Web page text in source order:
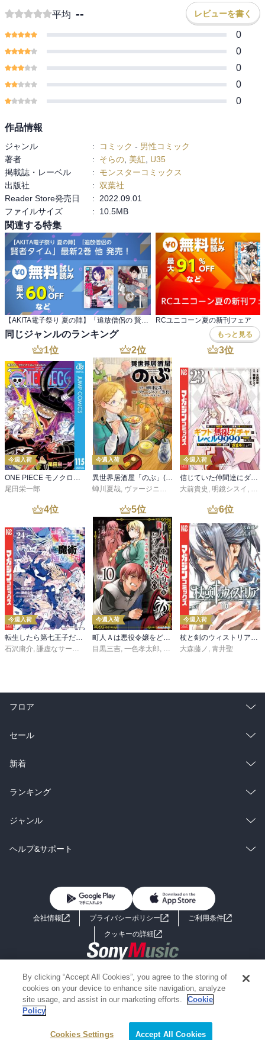
平均 -- レビューを書く
0
0
0
0
0
作品情報
ジャンル : コミック - 男性コミック
著者
: そらの 美紅
U35
掲載誌・レーベル
:
モンスターコミックス
出版社
: 双葉社
Reader Store発売日
:
2022.09.01
ファイルサイズ
: 10.5MB
関連する特集
【AKITA電子祭り 夏の陣】「追放僧侶の 賢者タイム」最新2巻 他 発売！ RCユニコーン夏の新刊フェア
同じジャンルのランキング もっと見る
1位
今週入荷
ONE PIECE モノクロ版 115
尾田栄一郎
2位
今週入荷
異世界居酒屋「のぶ」(22)
蝉川夏哉, ヴァージニア二等兵 ,転
3位
今週入荷
信じていた仲間達にダンジョン奥地で殺されかけたがギフト『無限ガチャ』でレベル９９９９の仲間達を手に入れて元パーティーメンバーと世界に復讐＆『ざまぁ！』します！（２３）
大前貴史 , 明鏡シスイ , ｔ
4位
今週入荷
石沢庸介 謙虚なサークル メル。
5位
今週入荷
目黒三吉 一色孝太郎 Parum
6位
今週入荷
大森藤ノ 青井聖
フロア
総合
ラノベ
雑誌・グラビア
BL・TL
セール
総合
ラノベ
雑誌・グラビア
BL・TL
新着
総合
ラノベ
雑誌・グラビア
ランキング
総合
ラノベ
ジャンル
コミック
ライトノベル 男子向けラノベ
小説
海外小説
ミステリー SF
歴史・時代小説
ヘルプ&サポート
よくあるご質問 お問い合わせ
会社情報 プライバシーポリシー
ご利用条件
クッキーの詳細
Copyright 2017 - 2026 Sony Music Entertainment(Japan) Inc.
Information on the site is for the Japan domestic market only
powered by
By clicking “Accept All Cookies”, you agree to the storing of
cookies on your device to enhance site navigation, analyze
site usage, and assist in our marketing efforts.
Cookie
Policy
Cookies Settings Accept All Cookies